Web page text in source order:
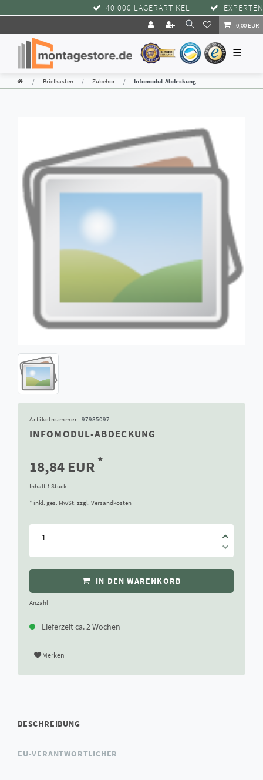
40.000 LAGERARTIKEL
0,00 EUR
☰
Briefkästen Zubehör Infomodul-Abdeckung
Artikelnummer: 97985097
INFOMODUL-ABDECKUNG
18,84 EUR *
Inhalt 1 Stück
* inkl. ges. MwSt. zzgl. Versandkosten
IN DEN WARENKORB
Anzahl
Lieferzeit ca. 2 Wochen
Merken
BESCHREIBUNG
EU-VERANTWORTLICHER